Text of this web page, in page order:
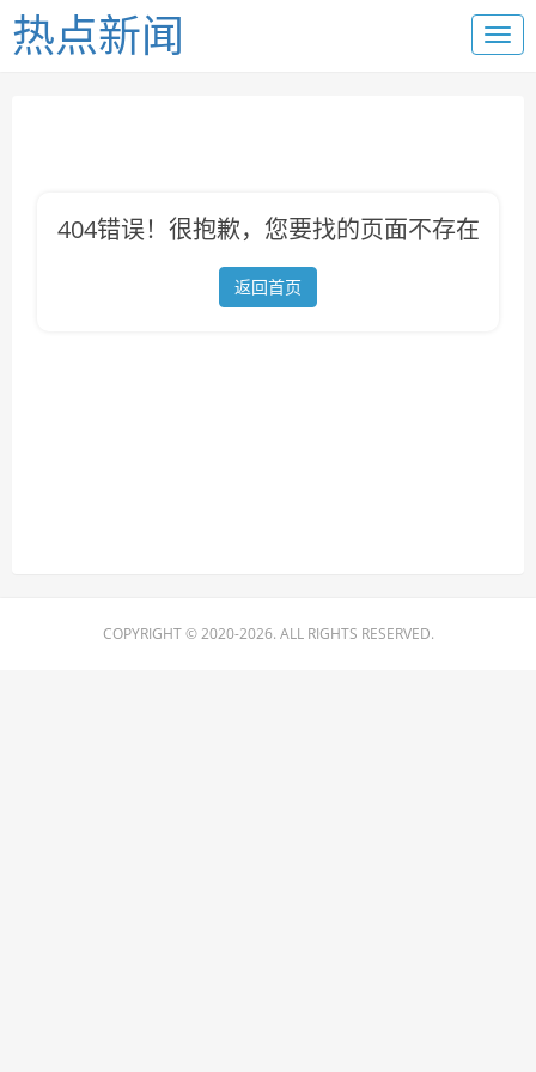
热点新闻
404错误！很抱歉，您要找的页面不存在
返回首页
COPYRIGHT © 2020-2026. ALL RIGHTS RESERVED.